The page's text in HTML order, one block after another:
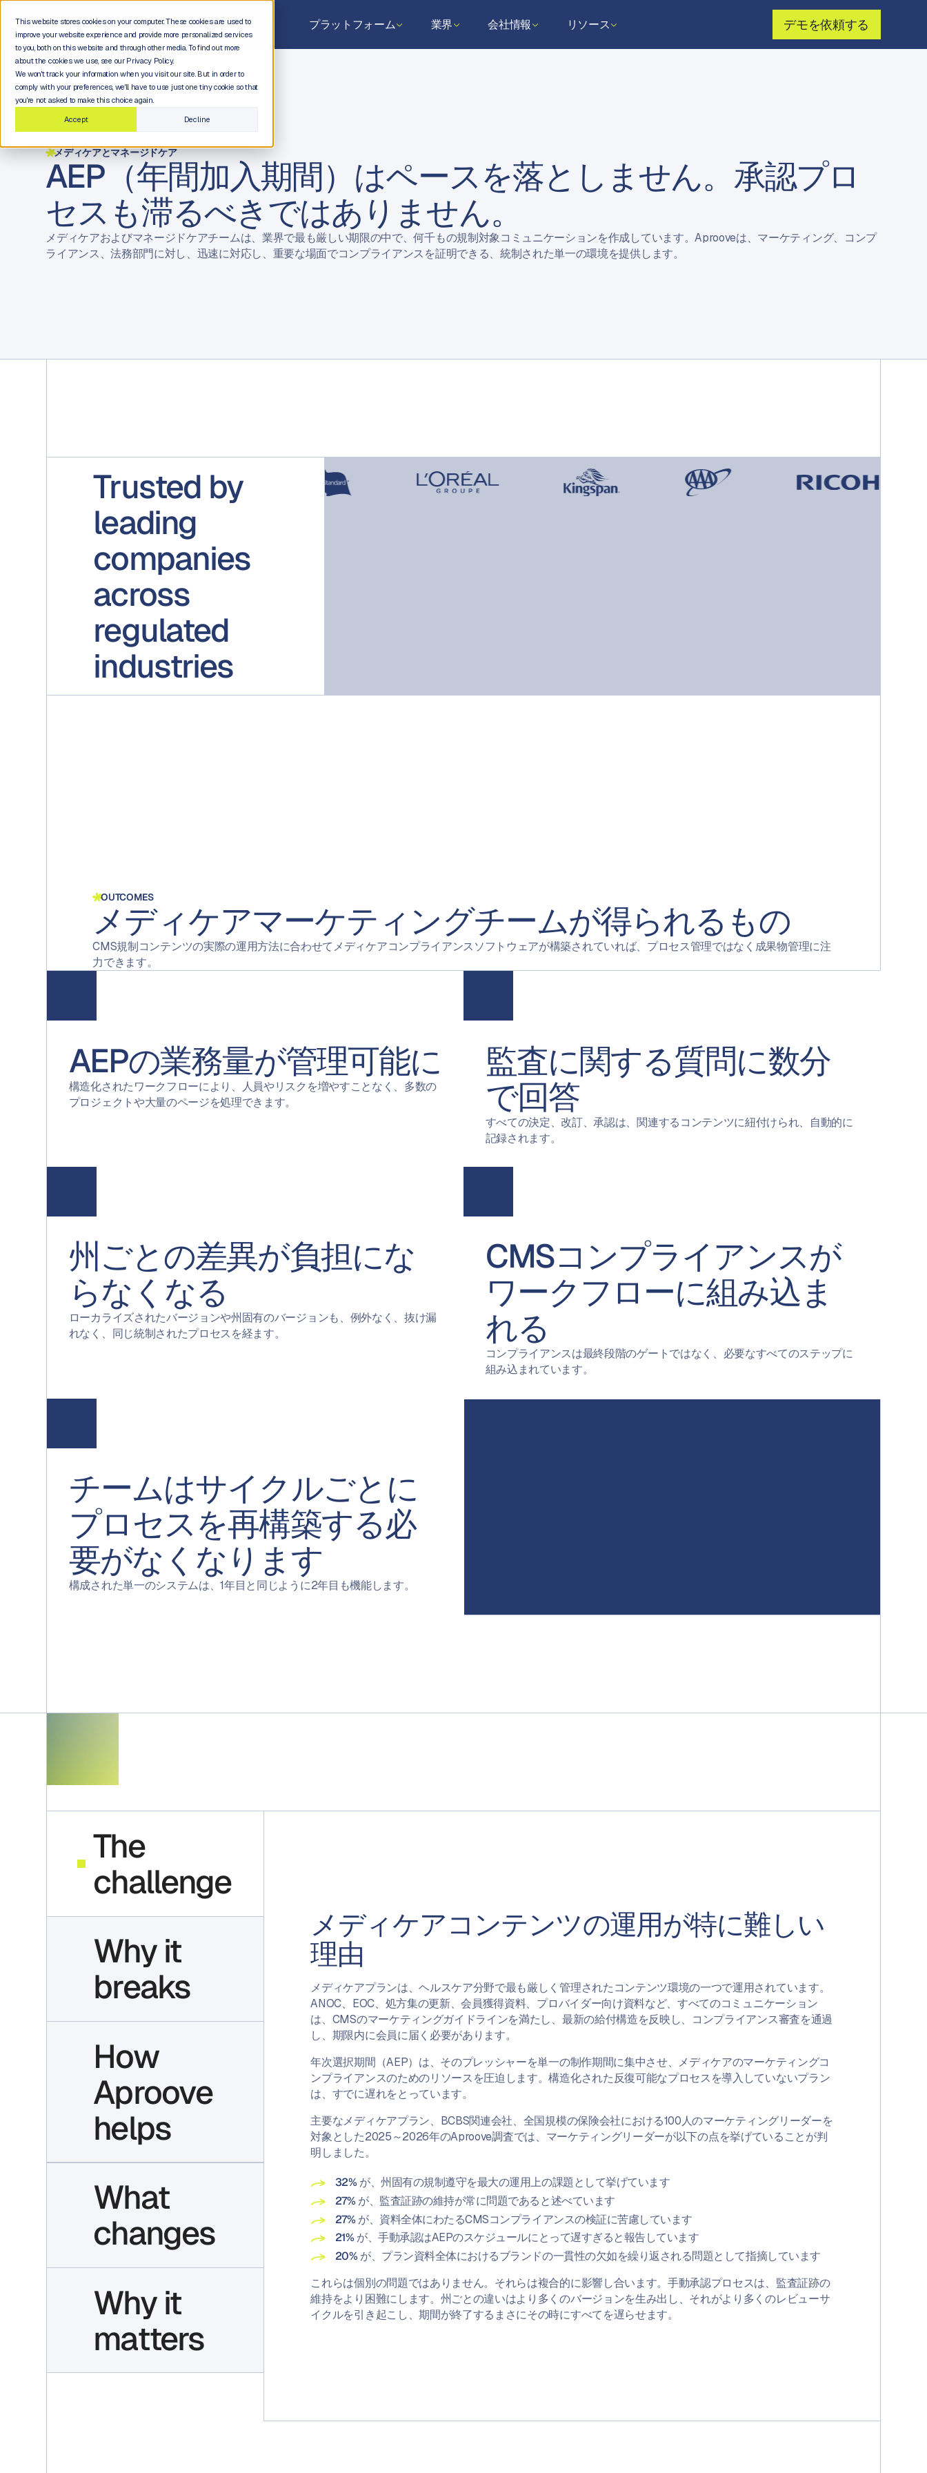
This website stores cookies on your computer. These cookies are used to
improve your website experience and provide more personalized services
to you, both on this website and through other media. To find out more
about the cookies we use, see our Privacy Policy.
We won't track your information when you visit our site. But in order to
comply with your preferences, we'll have to use just one tiny cookie so that
you're not asked to make this choice again.
Accept
Decline
プラットフォーム 業界 会社情報 リソース デモを依頼する
メディケアとマネージドケア
AEP（年間加入期間）はペースを落としません。承認プロ
セスも滞るべきではありません。
メディケアおよびマネージドケアチームは、業界で最も厳しい期限の中で、何千もの規制対象コミュニケーションを作成しています。Aprooveは、マーケティング、コンプ
ライアンス、法務部門に対し、迅速に対応し、重要な場面でコンプライアンスを証明できる、統制された単一の環境を提供します。
Trusted by
leading
companies
across
regulated
industries
OUTCOMES
メディケアマーケティングチームが得られるもの
CMS規制コンテンツの実際の運用方法に合わせてメディケアコンプライアンスソフトウェアが構築されていれば、プロセス管理ではなく成果物管理に注
力できます。
AEPの業務量が管理可能に
構造化されたワークフローにより、人員やリスクを増やすことなく、多数の
プロジェクトや大量のページを処理できます。
監査に関する質問に数分
で回答
すべての決定、改訂、承認は、関連するコンテンツに紐付けられ、自動的に
記録されます。
州ごとの差異が負担にな
らなくなる
ローカライズされたバージョンや州固有のバージョンも、例外なく、抜け漏
れなく、同じ統制されたプロセスを経ます。
CMSコンプライアンスが
ワークフローに組み込ま
れる
コンプライアンスは最終段階のゲートではなく、必要なすべてのステップに
組み込まれています。
チームはサイクルごとに
プロセスを再構築する必
要がなくなります
構成された単一のシステムは、1年目と同じように2年目も機能します。
The
challenge
Why it
breaks
How
Aproove
helps
What
changes
Why it
matters
メディケアコンテンツの運用が特に難しい
理由
メディケアプランは、ヘルスケア分野で最も厳しく管理されたコンテンツ環境の一つで運用されています。
ANOC、EOC、処方集の更新、会員獲得資料、プロバイダー向け資料など、すべてのコミュニケーション
は、CMSのマーケティングガイドラインを満たし、最新の給付構造を反映し、コンプライアンス審査を通過
し、期限内に会員に届く必要があります。
年次選択期間（AEP）は、そのプレッシャーを単一の制作期間に集中させ、メディケアのマーケティングコ
ンプライアンスのためのリソースを圧迫します。構造化された反復可能なプロセスを導入していないプラン
は、すでに遅れをとっています。
主要なメディケアプラン、BCBS関連会社、全国規模の保険会社における100人のマーケティングリーダーを
対象とした2025～2026年のAproove調査では、マーケティングリーダーが以下の点を挙げていることが判
明しました。
32% が、州固有の規制遵守を最大の運用上の課題として挙げています
27% が、監査証跡の維持が常に問題であると述べています
27% が、資料全体にわたるCMSコンプライアンスの検証に苦慮しています
21%が、手動承認はAEPのスケジュールにとって遅すぎると報告しています
20%が、プラン資料全体におけるブランドの一貫性の欠如を繰り返される問題として指摘しています
これらは個別の問題ではありません。それらは複合的に影響し合います。手動承認プロセスは、監査証跡の
維持をより困難にします。州ごとの違いはより多くのバージョンを生み出し、それがより多くのレビューサ
イクルを引き起こし、期間が終了するまさにその時にすべてを遅らせます。